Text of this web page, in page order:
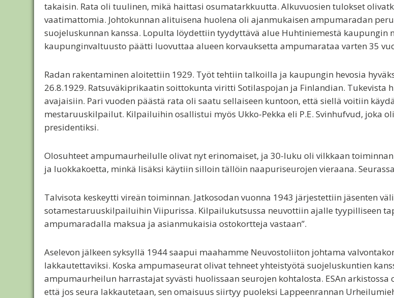
takaisin. Rata oli tuulinen, mikä haittasi osumatarkkuutta. Alkuvuosien tulokset
vaatimattomia. Johtokunnan alituisena huolena oli ajanmukaisen ampumaradan
suojeluskunnan kanssa. Lopulta löydettiin tyydyttävä alue Huhtiniemestä kaupungin
kaupunginvaltuusto päätti luovuttaa alueen korvauksetta ampumarataa varten 35
Radan rakentaminen aloitettiin 1929. Työt tehtiin talkoilla ja kaupungin hevosia
26.8.1929. Ratsuväkiprikaatin soittokunta viritti Sotilaspojan ja Finlandian.
avajaisiin. Pari vuoden päästä rata oli saatu sellaiseen kuntoon, että siellä voitiin
mestaruuskilpailut. Kilpailuihin osallistui myös Ukko-Pekka eli P.E. Svinhufvud, joka
presidentiksi.
Olosuhteet ampumaurheilulle olivat nyt erinomaiset, ja 30-luku oli vilkkaan
ja luokkakoetta, minkä lisäksi käytiin silloin tällöin naapuriseurojen vieraana.
Talvisota keskeytti vireän toiminnan. Jatkosodan vuonna 1943 järjestettiin jäsenten
sotamestaruuskilpailuihin Viipurissa. Kilpailukutsussa neuvottiin ajalle tyypilliseen
ampumaradalla maksua ja asianmukaisia ostokortteja vastaan”.
Aselevon jälkeen syksyllä 1944 saapui maahamme Neuvostoliiton johtama
lakkautettaviksi. Koska ampumaseurat olivat tehneet yhteistyötä suojeluskuntien
ampumaurheilun harrastajat syvästi huolissaan seurojen kohtalosta. ESAn
että jos seura lakkautetaan, sen omaisuus siirtyy puoleksi Lappeenrannan